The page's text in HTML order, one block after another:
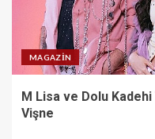
1
MAGAZIN
M Lisa ve Dolu
Vişne